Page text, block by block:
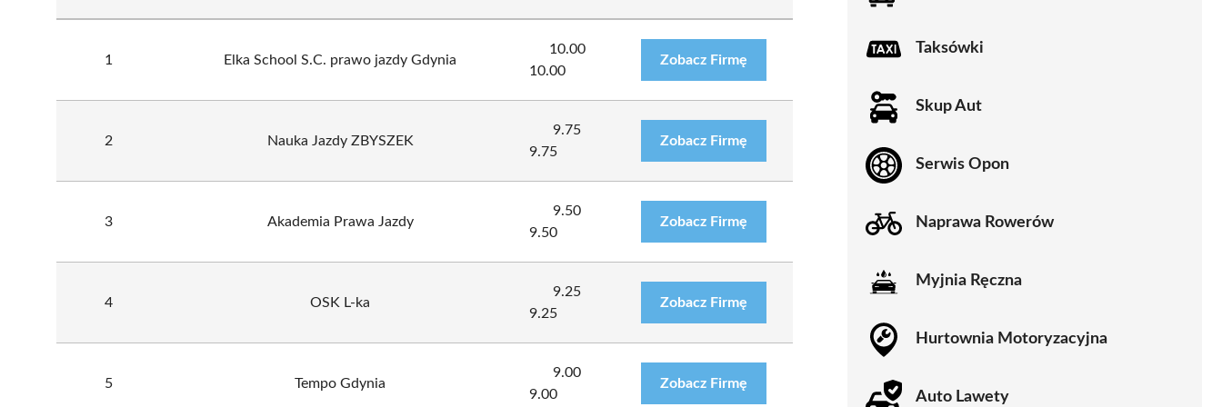
1 Elka School S.C. prawo jazdy Gdynia
10.00
10.00
Zobacz Firmę
2 Nauka Jazdy ZBYSZEK
9.75
9.75
Zobacz Firmę
3 Akademia Prawa Jazdy
9.50
9.50
Zobacz Firmę
4 OSK L-ka
9.25
9.25
Zobacz Firmę
5 Tempo Gdynia
9.00
9.00
Zobacz Firmę
Taksówki
Skup Aut
Serwis Opon
Naprawa Rowerów
Myjnia Ręczna
Hurtownia Motoryzacyjna
Auto Lawety